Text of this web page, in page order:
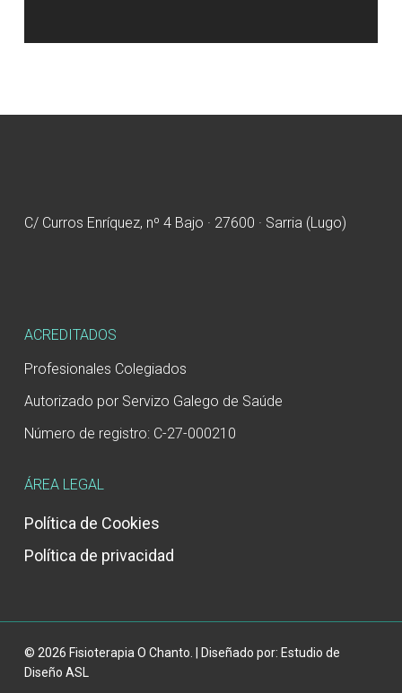
C/ Curros Enríquez, nº 4 Bajo · 27600 · Sarria (Lugo)
ACREDITADOS
Profesionales Colegiados
Autorizado por Servizo Galego de Saúde
Número de registro: C-27-000210
ÁREA LEGAL
Política de Cookies
Política de privacidad
© 2026 Fisioterapia O Chanto. | Diseñado por: Estudio de
Diseño ASL